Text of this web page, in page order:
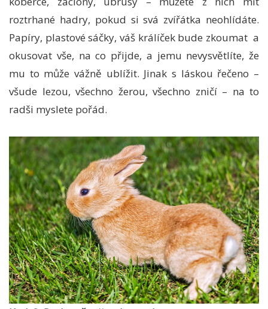
roztrhané hadry, pokud si svá zvířátka neohlídáte.
Papíry, plastové sáčky, váš králíček bude zkoumat a
okusovat vše, na co přijde, a jemu nevysvětlíte, že
mu to může vážně ublížit. Jinak s láskou řečeno –
všude lezou, všechno žerou, všechno zničí – na to
radši myslete pořád.